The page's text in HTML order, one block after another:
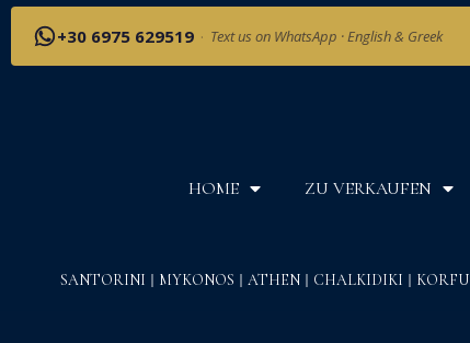
+30 6975 629519 · Text us on WhatsApp · English & Greek
HOME ZU VERKAUFEN
SANTORINI MYKONOS ATHEN CHALKIDIKI KORFU